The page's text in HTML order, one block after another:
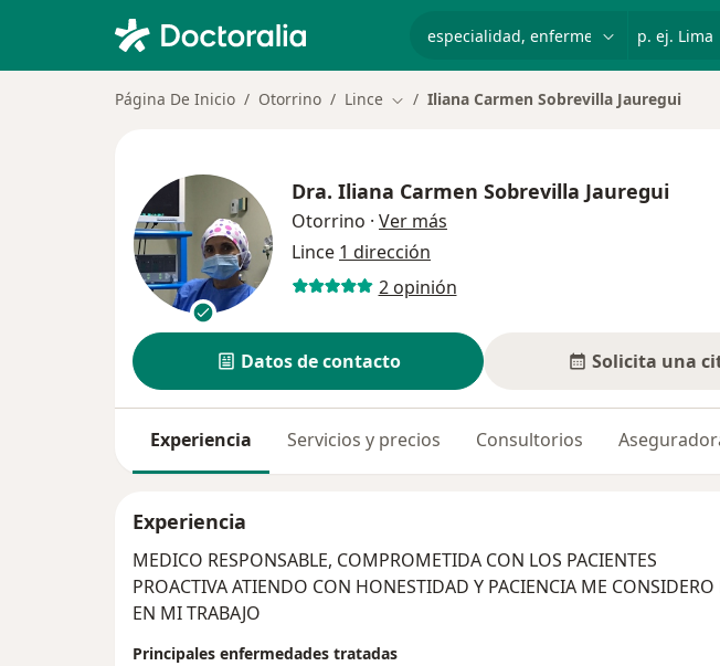
Página De Inicio Otorrino Lince Cambiar de ciudad
Iliana Carmen Sobrevilla Jauregui
Dra. Iliana Carmen Sobrevilla Jauregui
Otorrino · Ver más
Lince 1 dirección
2 opinión
Datos de contacto Solicita una
Experiencia Servicios y precios Consultorios
Experiencia
MEDICO RESPONSABLE, COMPROMETIDA CON LOS PACIENTES
PROACTIVA ATIENDO CON HONESTIDAD Y PACIENCIA ME CONSIDERO EFICIENTE
EN MI TRABAJO
Principales enfermedades tratadas